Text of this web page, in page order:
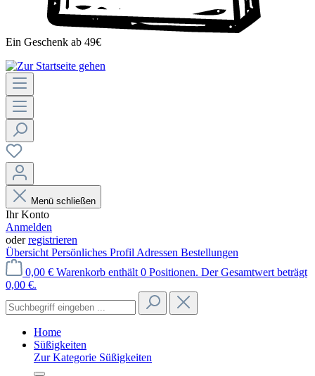
Ein Geschenk ab 49€
Menü schließen
Ihr Konto
Anmelden
oderregistrieren
Übersicht Persönliches Profil Adressen Bestellungen
0,00 € Warenkorb enthält 0 Positionen. Der Gesamtwert beträgt
0,00 €.
Home
Süßigkeiten
Zur Kategorie Süßigkeiten